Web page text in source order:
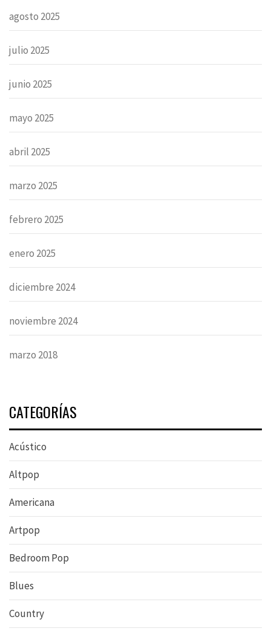
agosto 2025
julio 2025
junio 2025
mayo 2025
abril 2025
marzo 2025
febrero 2025
enero 2025
diciembre 2024
noviembre 2024
marzo 2018
CATEGORÍAS
Acústico
Altpop
Americana
Artpop
Bedroom Pop
Blues
Country